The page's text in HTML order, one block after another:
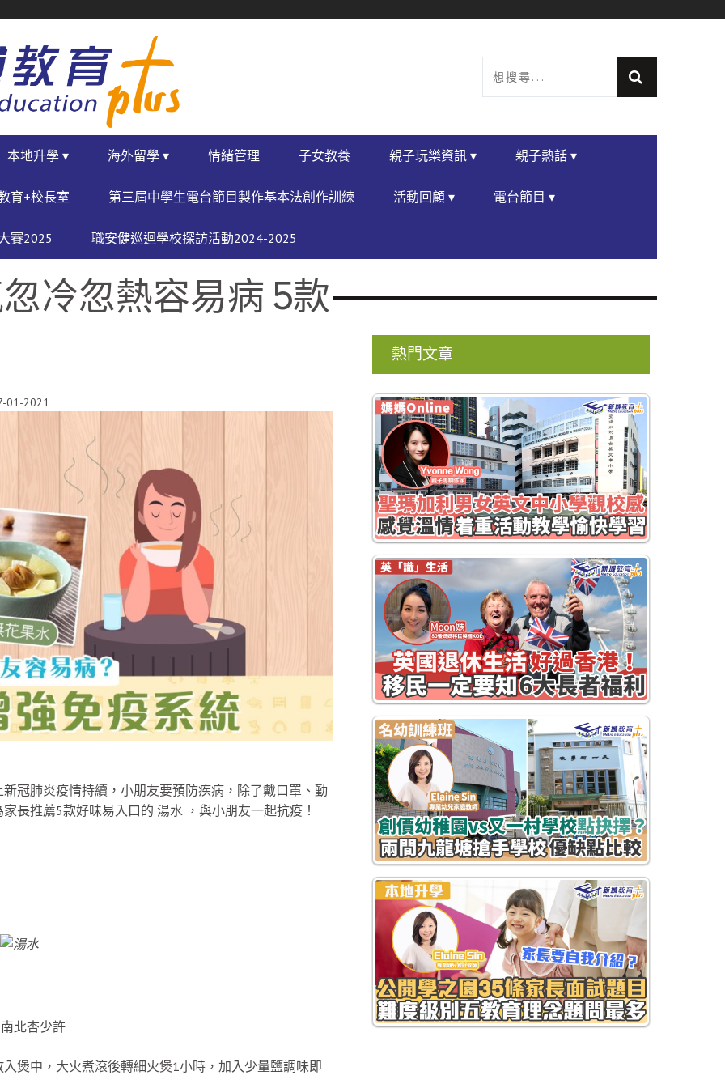
本地升學 ▾ 海外留學 ▾ 情緒管理 子女教養 親子玩樂資訊 ▾ 親子熱話 ▾
育+校長室 第三屆中學生電台節目製作基本法創作訓練 活動回顧 ▾ 電台節目 ▾
賽2025 職安健巡迴學校探訪活動2024-2025
冷忽熱容易病 5款
01-2021
冠肺炎疫情持續，小朋友要預防疾病，除了戴口罩、勤
長推薦5款好味易入口的 湯水 ，與小朋友一起抗疫！
北杏少許
煲中，大火煮滾後轉細火煲1小時，加入少量鹽調味即
熱門文章